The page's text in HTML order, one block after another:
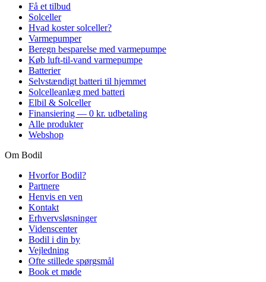
Få et tilbud
Solceller
Hvad koster solceller?
Varmepumper
Beregn besparelse med varmepumpe
Køb luft-til-vand varmepumpe
Batterier
Selvstændigt batteri til hjemmet
Solcelleanlæg med batteri
Elbil & Solceller
Finansiering — 0 kr. udbetaling
Alle produkter
Webshop
Om Bodil
Hvorfor Bodil?
Partnere
Henvis en ven
Kontakt
Erhvervsløsninger
Videnscenter
Bodil i din by
Vejledning
Ofte stillede spørgsmål
Book et møde